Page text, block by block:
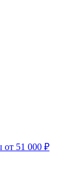
от 51 000 ₽